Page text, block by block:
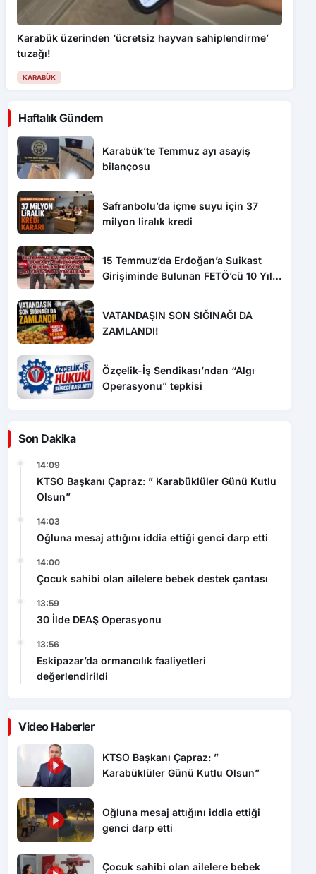
Karabük üzerinden ‘ücretsiz hayvan sahiplendirme’
tuzağı!
KARABÜK
Haftalık Gündem
Karabük’te Temmuz ayı asayiş
bilançosu
Safranbolu’da içme suyu için 37
milyon liralık kredi
15 Temmuz’da Erdoğan’a Suikast
Girişiminde Bulunan FETÖ’cü 10 Yıl
VATANDAŞIN SON SIĞINAĞI DA
ZAMLANDI!
Özçelik-İş Sendikası’ndan “Algı
Operasyonu” tepkisi
Son Dakika
14:09
KTSO Başkanı Çapraz: ” Karabüklüler Günü Kutlu
Olsun”
14:03
Oğluna mesaj attığını iddia ettiği genci darp etti
14:00
Çocuk sahibi olan ailelere bebek destek çantası
13:59
30 İlde DEAŞ Operasyonu
13:56
Eskipazar’da ormancılık faaliyetleri
değerlendirildi
Video Haberler
KTSO Başkanı Çapraz: ”
Karabüklüler Günü Kutlu Olsun”
Oğluna mesaj attığını iddia ettiği
genci darp etti
Çocuk sahibi olan ailelere bebek